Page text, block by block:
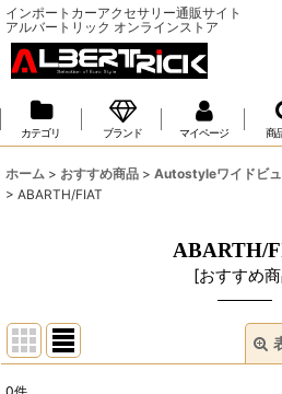
インポートカーアクセサリー通販サイト
アルバートリック オンラインストア
カテゴリ ブランド マイページ 商
ホーム > おすすめ商品 > Autostyleワイドビ
> ABARTH/FIAT
ABARTH/
[おすすめ